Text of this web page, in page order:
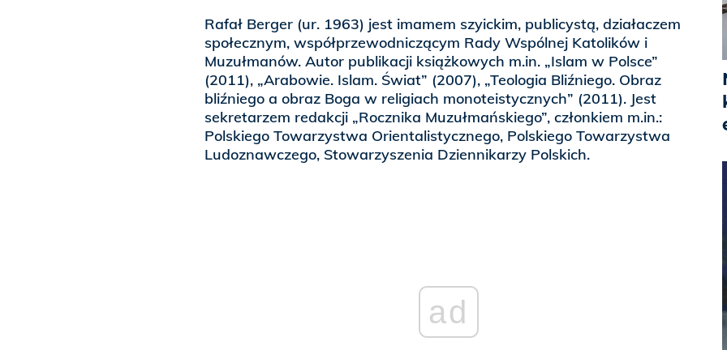
Rafał Berger (ur. 1963) jest imamem szyickim, publicystą, działaczem
społecznym, współprzewodniczącym Rady Wspólnej Katolików i
Muzułmanów. Autor publikacji książkowych m.in. „Islam w Polsce”
(2011), „Arabowie. Islam. Świat” (2007), „Teologia Bliźniego. Obraz
bliźniego a obraz Boga w religiach monoteistycznych” (2011). Jest
sekretarzem redakcji „Rocznika Muzułmańskiego”, członkiem m.in.:
Polskiego Towarzystwa Orientalistycznego, Polskiego Towarzystwa
Ludoznawczego, Stowarzyszenia Dziennikarzy Polskich.
ad